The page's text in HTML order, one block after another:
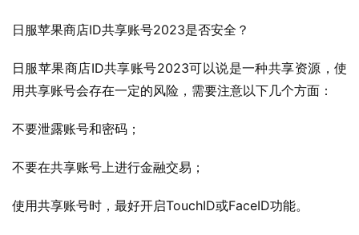
日服苹果商店ID共享账号2023是否安全？
日服苹果商店ID共享账号2023可以说是一种共享资源，使
用共享账号会存在一定的风险，需要注意以下几个方面：
不要泄露账号和密码；
不要在共享账号上进行金融交易；
使用共享账号时，最好开启TouchID或FaceID功能。